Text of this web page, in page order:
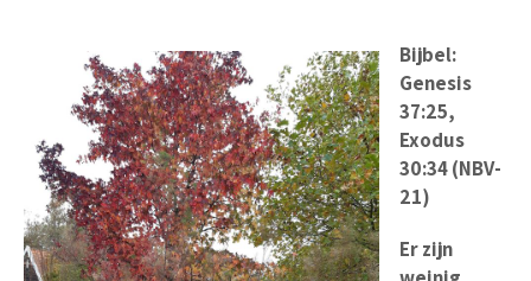
Bijbel:
Genesis
37:25,
Exodus
30:34 (NBV-
21)
Er zijn